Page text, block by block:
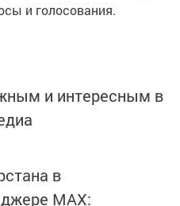
и голосования.
и интересным в
в
MАХ: